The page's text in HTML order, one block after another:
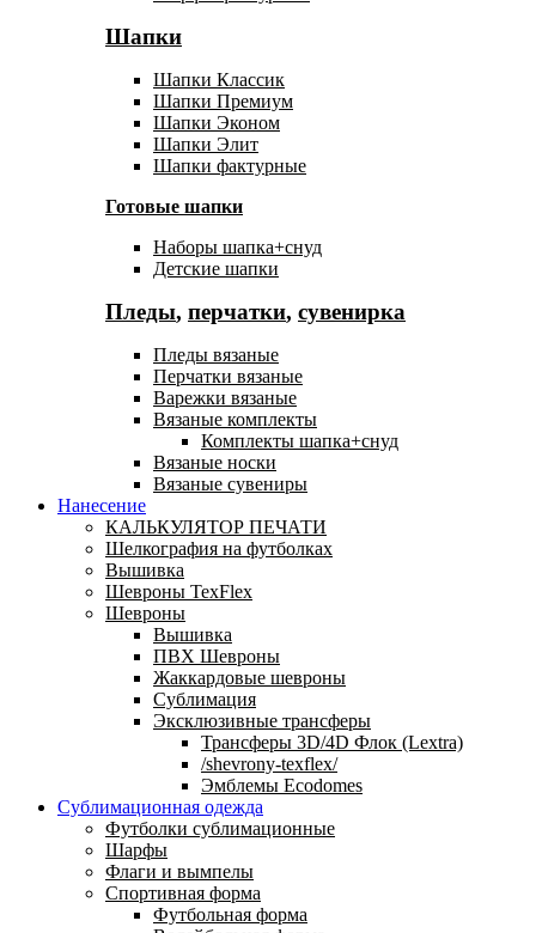
Шапки
Шапки Классик
Шапки Премиум
Шапки Эконом
Шапки Элит
Шапки фактурные
Готовые шапки
Наборы шапка+снуд
Детские шапки
Пледы, перчатки, сувенирка
Пледы вязаные
Перчатки вязаные
Варежки вязаные
Вязаные комплекты
Комплекты шапка+снуд
Вязаные носки
Вязаные сувениры
Нанесение
КАЛЬКУЛЯТОР ПЕЧАТИ
Шелкография на футболках
Вышивка
Шевроны TexFlex
Шевроны
Вышивка
ПВХ Шевроны
Жаккардовые шевроны
Сублимация
Эксклюзивные трансферы
Трансферы 3D/4D Флок (Lextra)
/shevrony-texflex/
Эмблемы Ecodomes
Сублимационная одежда
Футболки сублимационные
Шарфы
Флаги и вымпелы
Спортивная форма
Футбольная форма